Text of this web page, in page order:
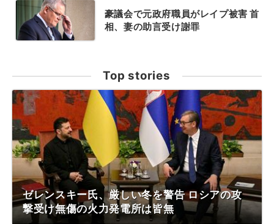
豪議会で元政府職員がレイプ被害 首
相、妻の助言受け謝罪
Top stories
ゼレンスキー氏、厳しい冬を警告 ロシアの攻
撃受け無傷の火力発電所は皆無